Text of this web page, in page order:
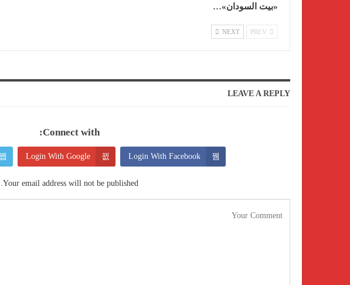
«بيت السودان»…
NEXT
LEAVE A REPLY
Connect with:
Login With Facebook
Login With Google
Your email address will not be published.